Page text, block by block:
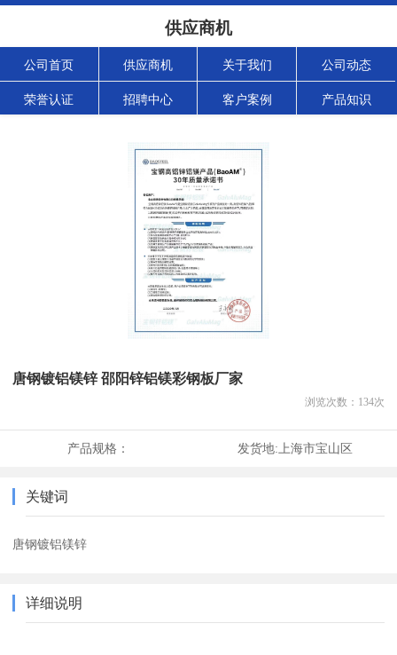
供应商机
公司首页 供应商机 关于我们 公司动态
荣誉认证 招聘中心 客户案例 产品知识
唐钢镀铝镁锌 邵阳锌铝镁彩钢板厂家
浏览次数： 134次
产品规格： 发货地: 上海市宝山区
关键词
唐钢镀铝镁锌
详细说明